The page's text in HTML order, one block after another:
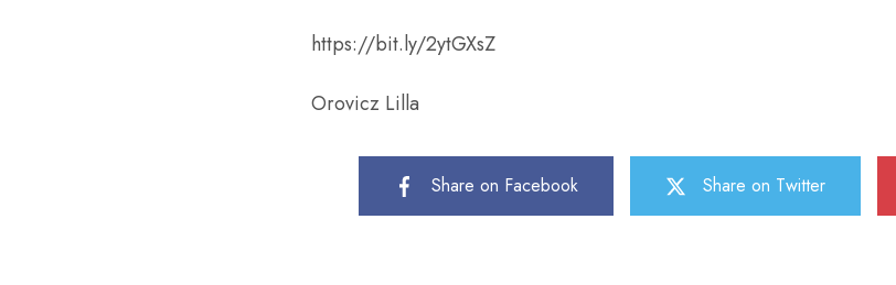
https://bit.ly/2ytGXsZ
Orovicz Lilla
Share on Facebook Share on Twitter